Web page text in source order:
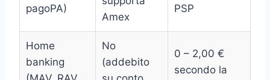
pagoPA)
Amex
PSP
Home
banking
No
(addebito
0 – 2,00 €
secondo la